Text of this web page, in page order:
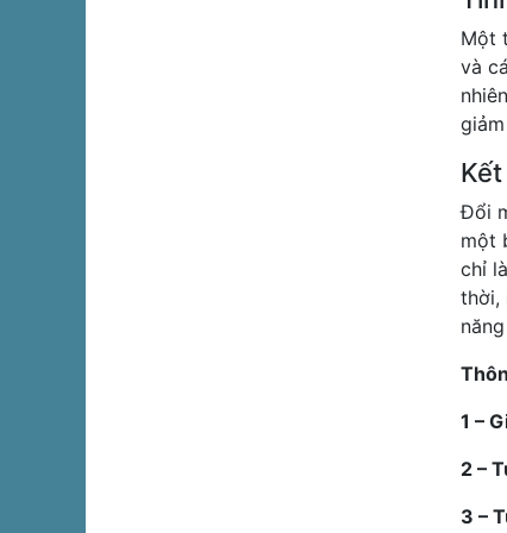
Một
và
Đổi
một
chỉ
thời,
1 –
2 –
3 –